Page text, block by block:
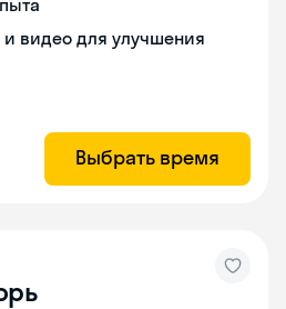
и видео для улучшения
Выбрать время